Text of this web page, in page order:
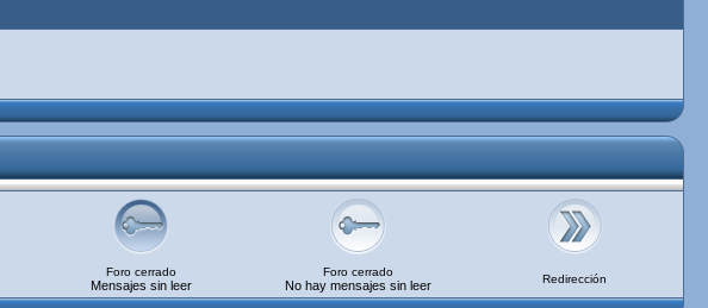
Foro cerrado
Mensajes sin leer
Foro cerrado
No hay mensajes sin leer Redirección